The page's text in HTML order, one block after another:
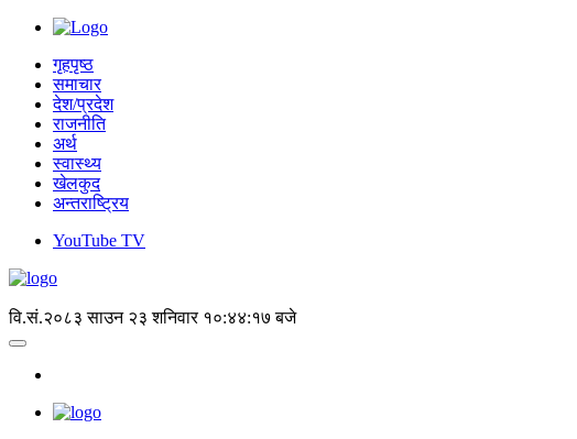
गृहपृष्ठ
समाचार
देश/प्रदेश
राजनीति
अर्थ
स्वास्थ्य
खेलकुद
अन्तराष्ट्रिय
YouTube TV
वि.सं.२०८३ साउन २३ शनिवार १०:४४:१७ बजे